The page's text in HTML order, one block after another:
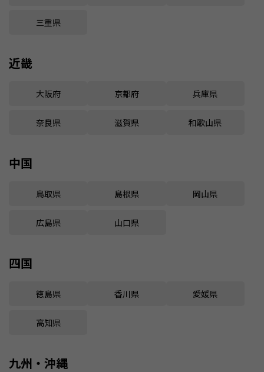
三重県
近畿
大阪府 京都府 兵庫県
奈良県 滋賀県 和歌山県
中国
鳥取県 島根県 岡山県
広島県 山口県
四国
徳島県 香川県 愛媛県
高知県
九州・沖縄